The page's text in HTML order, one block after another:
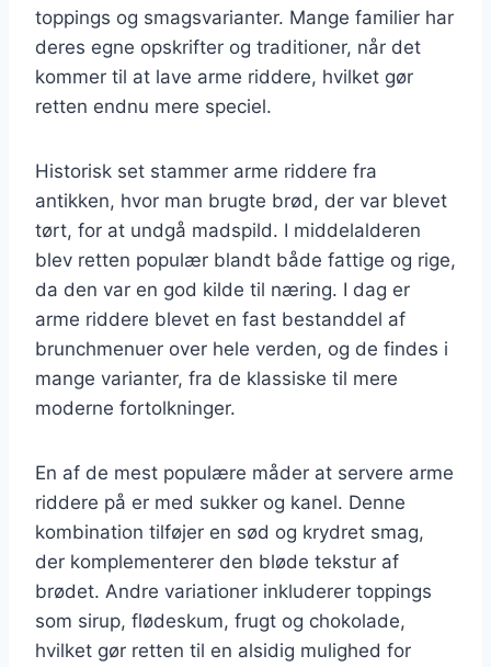
toppings og smagsvarianter. Mange familier har
deres egne opskrifter og traditioner, når det
kommer til at lave arme riddere, hvilket gør
retten endnu mere speciel.
Historisk set stammer arme riddere fra
antikken, hvor man brugte brød, der var blevet
tørt, for at undgå madspild. I middelalderen
blev retten populær blandt både fattige og rige,
da den var en god kilde til næring. I dag er
arme riddere blevet en fast bestanddel af
brunchmenuer over hele verden, og de findes i
mange varianter, fra de klassiske til mere
moderne fortolkninger.
En af de mest populære måder at servere arme
riddere på er med sukker og kanel. Denne
kombination tilføjer en sød og krydret smag,
der komplementerer den bløde tekstur af
brødet. Andre variationer inkluderer toppings
som sirup, flødeskum, frugt og chokolade,
hvilket gør retten til en alsidig mulighed for